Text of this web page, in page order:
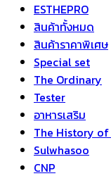
ESTHEPRO
สินค้าทั้งหมด
สินค้าราคาพิเศษ
Special set
The Ordinary
Tester
อาหารเสริม
The History of
Sulwhasoo
CNP